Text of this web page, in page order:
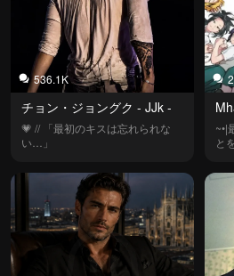
536.1K
チョン・ジョングク - JJk -
💗 // 「最初のキスは忘れられな
い…」
~•|
と